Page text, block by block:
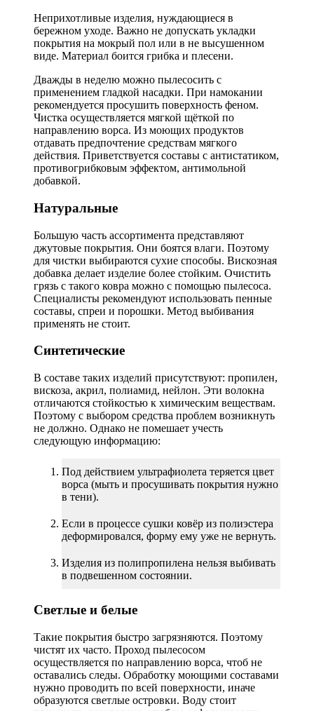
Неприхотливые изделия, нуждающиеся в
бережном уходе. Важно не допускать укладки
покрытия на мокрый пол или в не высушенном
виде. Материал боится грибка и плесени.
Дважды в неделю можно пылесосить с
применением гладкой насадки. При намокании
рекомендуется просушить поверхность феном.
Чистка осуществляется мягкой щёткой по
направлению ворса. Из моющих продуктов
отдавать предпочтение средствам мягкого
действия. Приветствуется составы с антистатиком,
противогрибковым эффектом, антимольной
добавкой.
Натуральные
Большую часть ассортимента представляют
джутовые покрытия. Они боятся влаги. Поэтому
для чистки выбираются сухие способы. Вискозная
добавка делает изделие более стойким. Очистить
грязь с такого ковра можно с помощью пылесоса.
Специалисты рекомендуют использовать пенные
составы, спреи и порошки. Метод выбивания
применять не стоит.
Синтетические
В составе таких изделий присутствуют: пропилен,
вискоза, акрил, полиамид, нейлон. Эти волокна
отличаются стойкостью к химическим веществам.
Поэтому с выбором средства проблем возникнуть
не должно. Однако не помешает учесть
следующую информацию:
Под действием ультрафиолета теряется цвет
ворса (мыть и просушивать покрытия нужно
в тени).
Если в процессе сушки ковёр из полиэстера
деформировался, форму ему уже не вернуть.
Изделия из полипропилена нельзя выбивать
в подвешенном состоянии.
Светлые и белые
Такие покрытия быстро загрязняются. Поэтому
чистят их часто. Проход пылесосом
осуществляется по направлению ворса, чтоб не
оставались следы. Обработку моющими составами
нужно проводить по всей поверхности, иначе
образуются светлые островки. Воду стоит